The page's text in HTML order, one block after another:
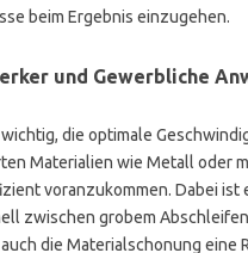
beim Ergebnis einzugehen.
und Gewerbliche
die optimale
Materialien wie Metall oder
voranzukommen. Dabei
zwischen grobem
die Materialschonung eine